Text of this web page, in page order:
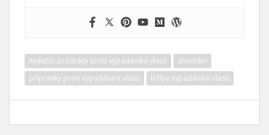
nejlepší produkty proti vypadávání vlasů
srovnání
přípravky proti vypadávání vlasů
léčba vypadávání vlasů